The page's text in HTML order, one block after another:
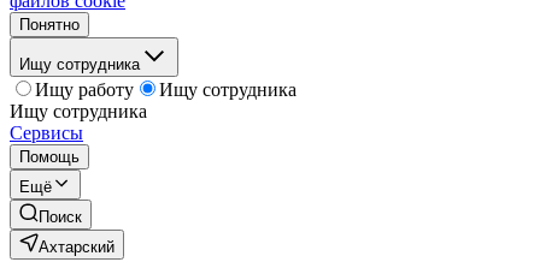
Понятно
Ищу сотрудника
Ищу работу
Ищу сотрудника
Ищу сотрудника
Сервисы
Помощь
Ещё
Поиск
Ахтарский